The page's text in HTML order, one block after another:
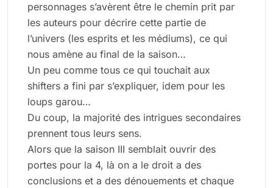
personnages s’avèrent être le chemin prit par
les auteurs pour décrire cette partie de
l’univers (les esprits et les médiums), ce qui
nous amène au final de la saison…
Un peu comme tous ce qui touchait aux
shifters a fini par s’expliquer, idem pour les
loups garou…
Du coup, la majorité des intrigues secondaires
prennent tous leurs sens.
Alors que la saison III semblait ouvrir des
portes pour la 4, là on a le droit a des
conclusions et a des dénouements et chaque